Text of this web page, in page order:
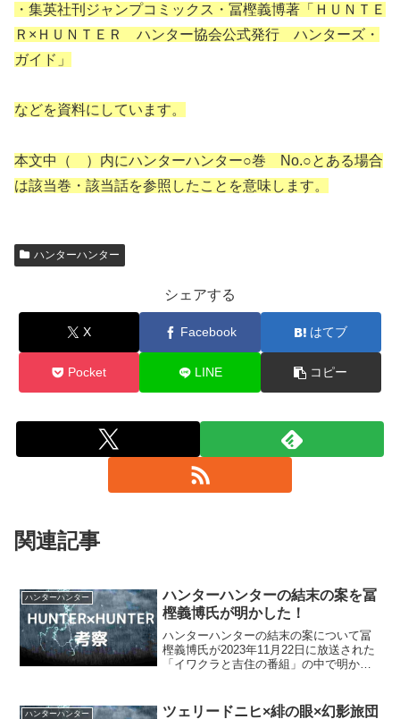
・集英社刊ジャンプコミックス・冨樫義博著「ＨＵＮＴＥ
Ｒ×ＨＵＮＴＥＲ ハンター協会公式発行 ハンターズ・
ガイド」
などを資料にしています。
本文中（ ）内にハンターハンター○巻 No.○とある場合
は該当巻・該当話を参照したことを意味します。
ハンターハンター
シェアする
X Facebook はてブ
Pocket LINE コピー
関連記事
ハンターハンター
ハンターハンターの結末の案を冨
樫義博氏が明かした！
ハンターハンターの結末の案について冨
樫義博氏が2023年11月22日に放送された
「イワクラと吉住の番組」の中で明かさ
うです！
ハンターハンター
ツェリードニヒ×緋の眼×幻影旅団